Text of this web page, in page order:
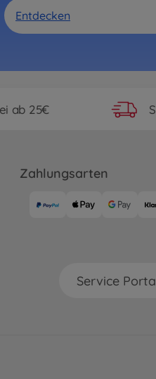
Entdecken
ab 25€
Zahlungsarten
Service